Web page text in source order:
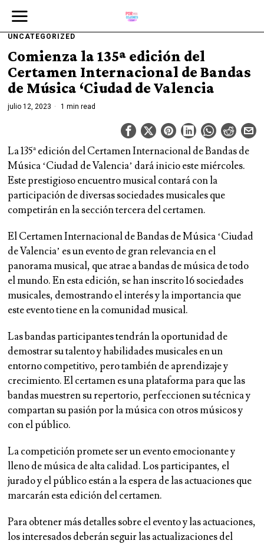
UNCATEGORIZED
Comienza la 135ª edición del
Certamen Internacional de Bandas
de Música ‘Ciudad de Valencia
julio 12, 2023 1 min read
La 135ª edición del Certamen Internacional de Bandas de
Música ‘Ciudad de Valencia’ dará inicio este miércoles.
Este prestigioso encuentro musical contará con la
participación de diversas sociedades musicales que
competirán en la sección tercera del certamen.
El Certamen Internacional de Bandas de Música ‘Ciudad
de Valencia’ es un evento de gran relevancia en el
panorama musical, que atrae a bandas de música de todo
el mundo. En esta edición, se han inscrito 16 sociedades
musicales, demostrando el interés y la importancia que
este evento tiene en la comunidad musical.
Las bandas participantes tendrán la oportunidad de
demostrar su talento y habilidades musicales en un
entorno competitivo, pero también de aprendizaje y
crecimiento. El certamen es una plataforma para que las
bandas muestren su repertorio, perfeccionen su técnica y
compartan su pasión por la música con otros músicos y
con el público.
La competición promete ser un evento emocionante y
lleno de música de alta calidad. Los participantes, el
jurado y el público están a la espera de las actuaciones que
marcarán esta edición del certamen.
Para obtener más detalles sobre el evento y las actuaciones,
los interesados deberán seguir las actualizaciones del